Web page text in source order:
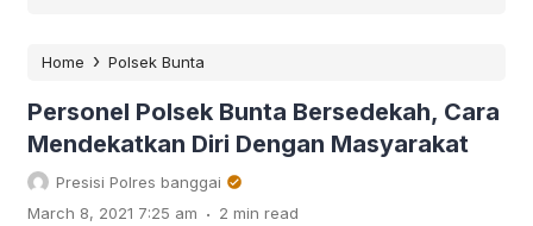
Home › Polsek Bunta
Personel Polsek Bunta Bersedekah, Cara
Mendekatkan Diri Dengan Masyarakat
Presisi Polres banggai
March 8, 2021 7:25 am . 2 min read